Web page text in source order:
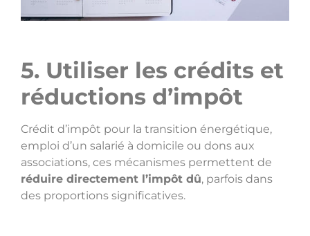
5. Utiliser les crédits et
réductions d’impôt
Crédit d’impôt pour la transition énergétique,
emploi d’un salarié à domicile ou dons aux
associations, ces mécanismes permettent de
réduire directement l’impôt dû, parfois dans
des proportions significatives.